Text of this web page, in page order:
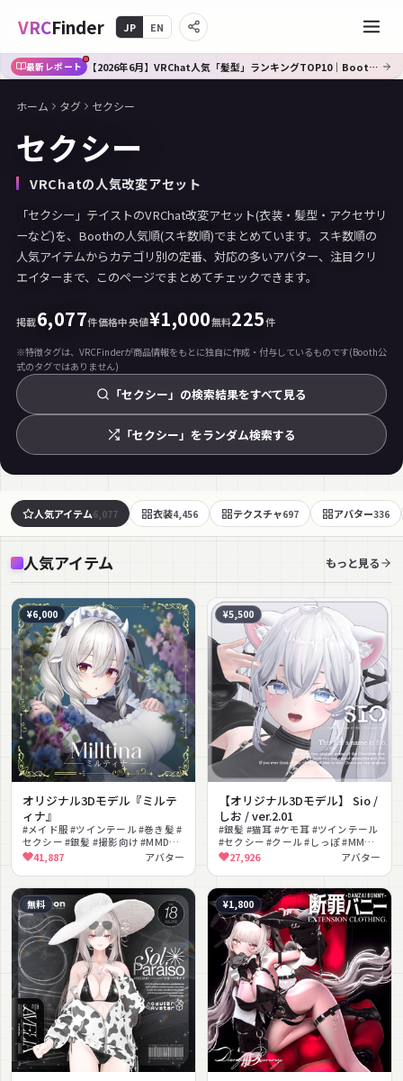
VRCFinder JP EN
最新レポート 【2026年6月】VRChat人気「髪型」ランキングTOP10｜Booth傾向分析
ホーム タグ セクシー
セクシー
VRChatの人気改変アセット
「セクシー」テイストのVRChat改変アセット(衣装・髪型・アクセサリ
ーなど)を、Boothの人気順(スキ数順)でまとめています。スキ数順の
人気アイテムからカテゴリ別の定番、対応の多いアバター、注目クリ
エイターまで、このページでまとめてチェックできます。
掲載6,077件価格中央値¥1,000無料225件
※特徴タグは、VRCFinderが商品情報をもとに独自に作成・付与しているものです(Booth公
式のタグではありません)
「セクシー」の検索結果をすべて見る
「セクシー」をランダム検索する
人気アイテム6,077 衣装4,456 テクスチャ697 アバター336
人気アイテム もっと見る
¥6,000
オリジナル3Dモデル『ミルテ
ィナ』
#メイド服 #ツインテール #巻き髪 #
セクシー #銀髪 #撮影向け #MMD対
応 #PSD付き
41,887 アバター
¥5,500
【オリジナル3Dモデル】 Sio /
しお / ver.2.01
#銀髪 #猫耳 #ケモ耳 #ツインテール
#セクシー #クール #しっぽ #MMD
対応 #AFKモーション #lilToon対応
27,926 アバター
無料 ¥1,800